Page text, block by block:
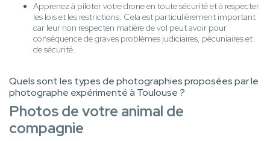
Apprenez à piloter votre drone en toute sécurité et à respecter
les lois et les restrictions. Cela est particulièrement important
car leur non respecten matière de vol peut avoir pour
conséquence de graves problèmes judiciaires, pécuniaires et
de sécurité.
Quels sont les types de photographies proposées par le
photographe expérimenté à Toulouse ?
Photos de votre animal de
compagnie